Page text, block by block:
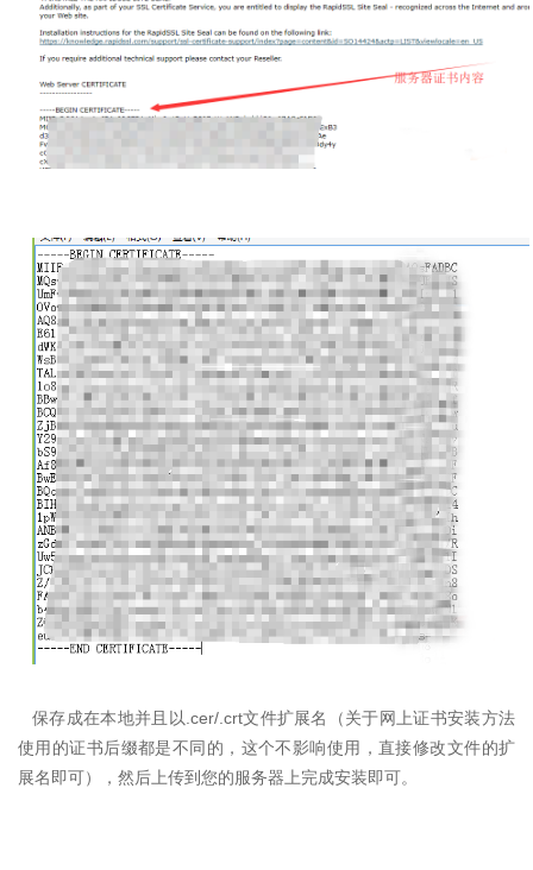
保存成在本地并且以 .cer/.crt文件扩展名（关于网上证书安装方法
使用的证书后缀都是不同的，这个不影响使用，直接修改文件的扩
展名即可），然后上传到您的服务器上完成安装即可。